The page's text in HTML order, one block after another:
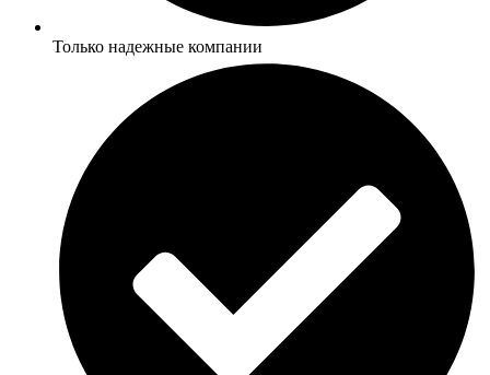
Только надежные компании